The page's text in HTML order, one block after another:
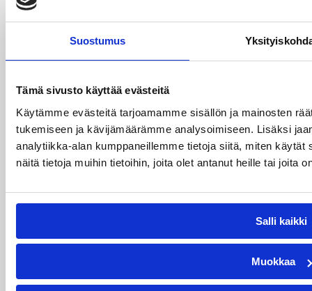
Suostumus
Tämä sivusto käyttää evästeitä
Käytämme evästeitä tarjoamamme sisällön ja mainosten
tukemiseen ja kävijämäärämme analysoimiseen. Lisäksi
analytiikka-alan kumppaneillemme tietoja siitä, miten
näitä tietoja muihin tietoihin, joita olet antanut heille tai joita
Salli kaikki
Muokkaa
joukkueet aloittivat Nordic Cup
-urakkansa Kööpenhaminassa
voittoa neljästä ottelustaan, kun taas miesten
joukkue haastoi vastustajiaan tiukoissa
kamppailuissa, mutta jäi tällä kertaa ilman
voittoja.
Urheilupuistontie 3